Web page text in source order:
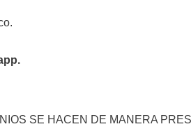
SE HACEN DE MANERA